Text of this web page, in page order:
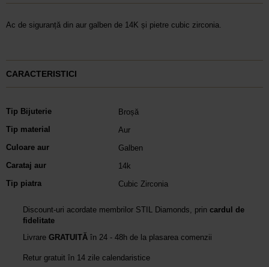
Ac de siguranță din aur galben de 14K și pietre cubic zirconia.
CARACTERISTICI
Tip Bijuterie
Broșă
Tip material
Aur
Culoare aur
Galben
Carataj aur
14k
Tip piatra
Cubic Zirconia
Discount-uri acordate membrilor STIL Diamonds, prin cardul de
fidelitate
Livrare GRATUITĂ în 24 - 48h de la plasarea comenzii
Retur gratuit în 14 zile calendaristice